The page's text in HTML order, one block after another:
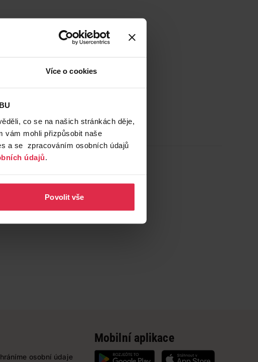
Více o cookies
co se na našich stránkách děje,
vám mohli přizpůsobit naše
a se zpracováním osobních údajů
údajů.
Povolit vše
osobní údaje
Mobilní aplikace